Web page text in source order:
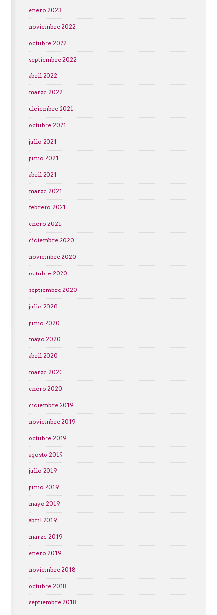
enero 2023
noviembre 2022
octubre 2022
septiembre 2022
abril 2022
marzo 2022
diciembre 2021
octubre 2021
julio 2021
junio 2021
abril 2021
marzo 2021
febrero 2021
enero 2021
diciembre 2020
noviembre 2020
octubre 2020
septiembre 2020
julio 2020
junio 2020
mayo 2020
abril 2020
marzo 2020
enero 2020
diciembre 2019
noviembre 2019
octubre 2019
agosto 2019
julio 2019
junio 2019
mayo 2019
abril 2019
marzo 2019
enero 2019
noviembre 2018
octubre 2018
septiembre 2018